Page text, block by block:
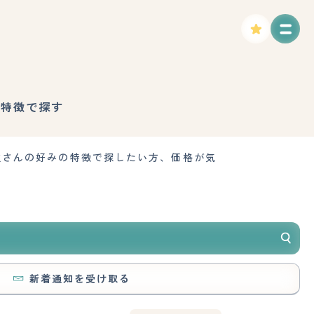
徴で探す
んの好みの特徴で探したい方、価格が気
新着通知を受け取る